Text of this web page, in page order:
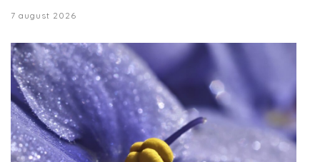
7 august 2026